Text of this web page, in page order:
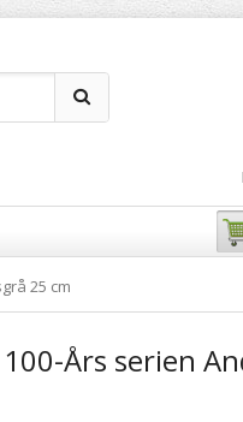
25 cm
Års serien